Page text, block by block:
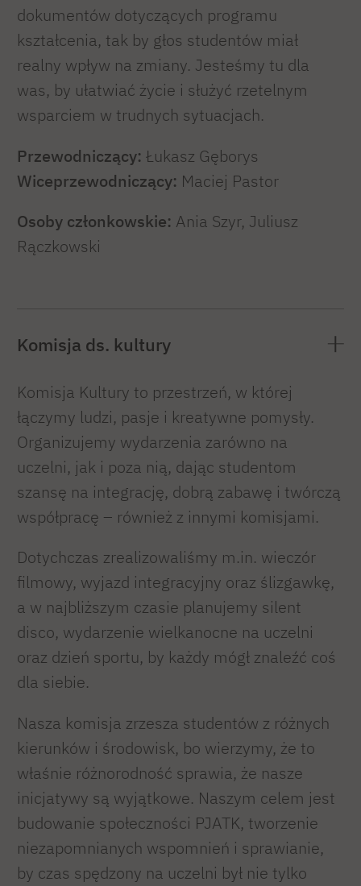
dokumentów dotyczących programu
kształcenia, tak by głos studentów miał
realny wpływ na zmiany. Jesteśmy tu dla
was, by ułatwiać życie i służyć rzetelnym
wsparciem w trudnych sytuacjach.
Przewodniczący: Łukasz Gęborys
Wiceprzewodniczący: Maciej Pastor
Osoby członkowskie: Ania Szyr, Juliusz
Rączkowski
Komisja ds. kultury
Komisja Kultury to przestrzeń, w której
łączymy ludzi, pasje i kreatywne pomysły.
Organizujemy wydarzenia zarówno na
uczelni, jak i poza nią, dając studentom
szansę na integrację, dobrą zabawę i twórczą
współpracę – również z innymi komisjami.
Dotychczas zrealizowaliśmy m.in. wieczór
filmowy, wyjazd integracyjny oraz ślizgawkę,
a w najbliższym czasie planujemy silent
disco, wydarzenie wielkanocne na uczelni
oraz dzień sportu, by każdy mógł znaleźć coś
dla siebie.
Nasza komisja zrzesza studentów z różnych
kierunków i środowisk, bo wierzymy, że to
właśnie różnorodność sprawia, że nasze
inicjatywy są wyjątkowe. Naszym celem jest
budowanie społeczności PJATK, tworzenie
niezapomnianych wspomnień i sprawianie,
by czas spędzony na uczelni był nie tylko